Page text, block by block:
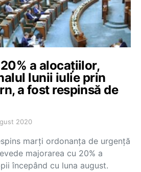
a alocațiilor,
lunii iulie prin
a fost respinsă de
2020
marți ordonanța de urgență
majorarea cu 20% a
începând cu luna august.